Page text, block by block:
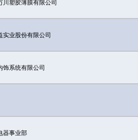
川塑胶薄膜有限公司
实业股份有限公司
饰系统有限公司
器事业部